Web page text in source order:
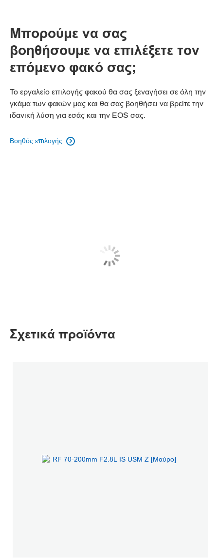
Μπορούμε να σας
βοηθήσουμε να επιλέξετε τον
επόμενο φακό σας;
Το εργαλείο επιλογής φακού θα σας ξεναγήσει σε όλη την
γκάμα των φακών μας και θα σας βοηθήσει να βρείτε την
ιδανική λύση για εσάς και την EOS σας.
Βοηθός επιλογής 
Σχετικά προϊόντα